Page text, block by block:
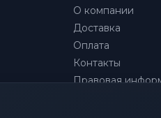
О компании
Доставка
Оплата
Контакты
Правовая